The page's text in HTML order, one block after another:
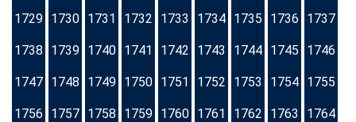
1729 1730 1731 1732 1733 1734 1735 1736 1737
1738 1739 1740 1741 1742 1743 1744 1745 1746
1747 1748 1749 1750 1751 1752 1753 1754 1755
1756 1757 1758 1759 1760 1761 1762 1763 1764